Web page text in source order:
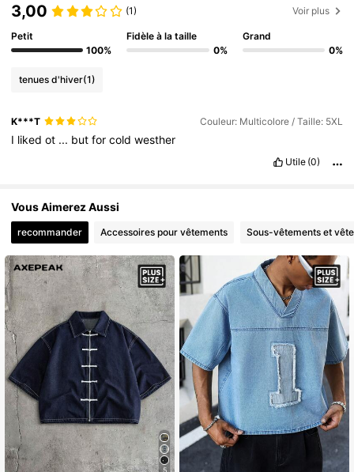
3,00 (1) Voir plus
Petit
100%
Fidèle à la taille
0%
Grand
0%
tenues d'hiver(1)
K***T Couleur: Multicolore / Taille: 5XL
I likedot ... butforcoldwesther
Utile (0)
Vous Aimerez Aussi
recommander Accessoires pour vêtements Sous-vêtements et